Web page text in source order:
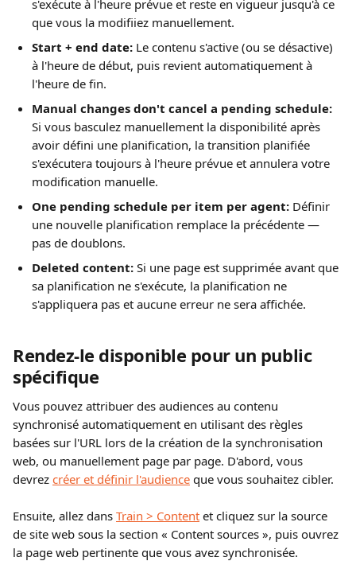
s'exécute à l'heure prévue et reste en vigueur jusqu'à ce
que vous la modifiiez manuellement.
Start + end date: Le contenu s'active (ou se désactive)
à l'heure de début, puis revient automatiquement à
l'heure de fin.
Manual changes don't cancel a pending schedule:
Si vous basculez manuellement la disponibilité après
avoir défini une planification, la transition planifiée
s'exécutera toujours à l'heure prévue et annulera votre
modification manuelle.
One pending schedule per item per agent: Définir
une nouvelle planification remplace la précédente —
pas de doublons.
Deleted content: Si une page est supprimée avant que
sa planification ne s'exécute, la planification ne
s'appliquera pas et aucune erreur ne sera affichée.
Rendez-le disponible pour un public
spécifique
Vous pouvez attribuer des audiences au contenu
synchronisé automatiquement en utilisant des règles
basées sur l'URL lors de la création de la synchronisation
web, ou manuellement page par page. D'abord, vous
devrez créer et définir l'audience que vous souhaitez cibler.
Ensuite, allez dans Train > Content et cliquez sur la source
de site web sous la section « Content sources », puis ouvrez
la page web pertinente que vous avez synchronisée.